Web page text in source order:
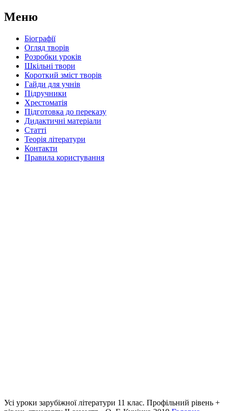
Меню
Біографії
Огляд творів
Розробки уроків
Шкільні твори
Короткий зміст творів
Гайди для учнів
Підручники
Хрестоматія
Підготовка до переказу
Дидактичні матеріали
Статті
Теорія літератури
Контакти
Правила користування
Усі уроки зарубіжної літератури 11 клас. Профільний рівень +